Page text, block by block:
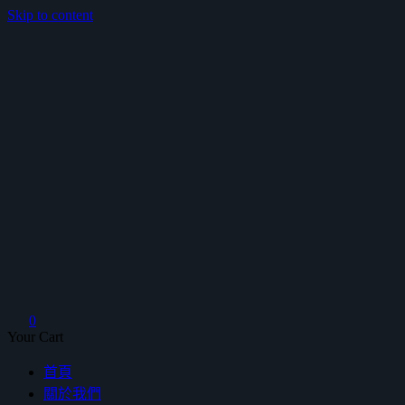
Skip to content
0
Your Cart
首頁
關於我們